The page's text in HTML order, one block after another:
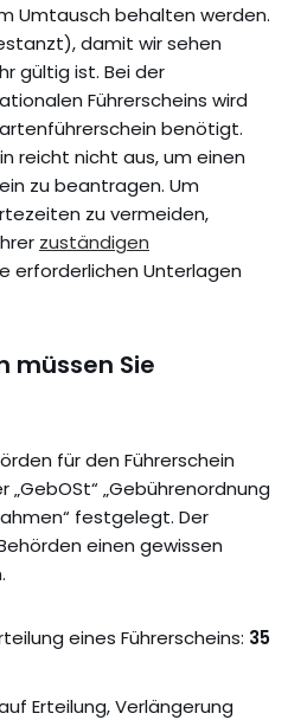
Umtausch behalten werden.
damit wir sehen
gültig ist. Bei der
Führerscheins wird
benötigt.
reicht nicht aus, um einen
zu beantragen. Um
zu vermeiden,
zuständigen
erforderlichen Unterlagen
müssen Sie
für den Führerschein
„Gebührenordnung
festgelegt. Der
einen gewissen
eines Führerscheins: 35
Erteilung, Verlängerung